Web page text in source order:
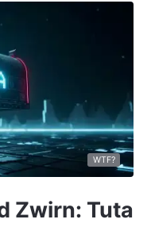
WTF?
Zwirn: Tuta